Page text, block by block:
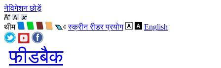
नेविगेशन छोड़ें
थीम स्क्रीन रीडर प्रयोग English
फीडबैक